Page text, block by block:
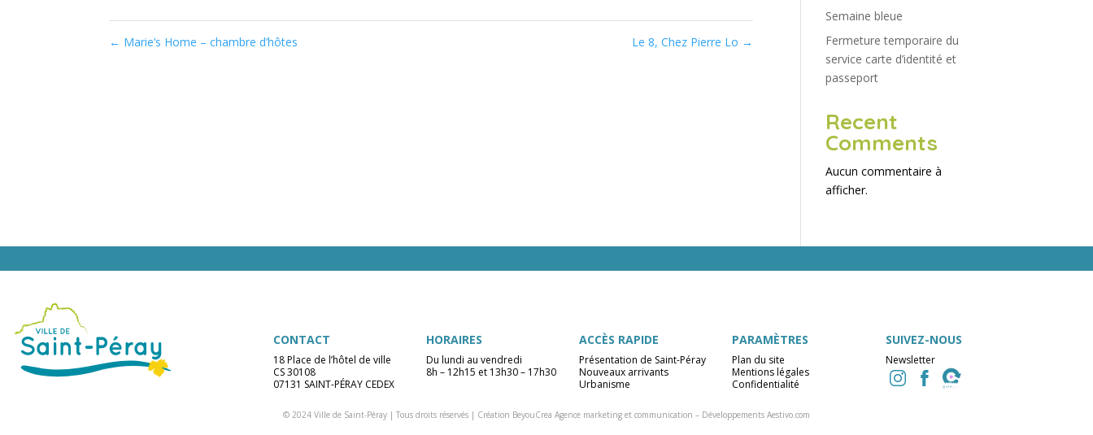
← Marie’s Home – chambre d’hôtes Le 8, Chez Pierre Lo →
Semaine bleue
Fermeture temporaire du
service carte d’identité et
passeport
Recent
Comments
Aucun commentaire à
afficher.
CONTACT
18 Place de l’hôtel de ville
CS 30108
07131 SAINT-PÉRAY CEDEX
HORAIRES
Du lundi au vendredi
8h – 12h15 et 13h30 – 17h30
ACCÈS RAPIDE
Présentation de Saint-Péray
Nouveaux arrivants
Urbanisme
PARAMÈTRES
Plan du site
Mentions légales
Confidentialité
SUIVEZ-NOUS
Newsletter
© 2024 Ville de Saint-Péray | Tous droits réservés | Création BeyouCrea Agence marketing et communication – Développements Aestivo.com